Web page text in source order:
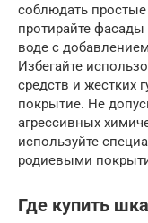
соблюдать простые
протирайте
воде с
Избегайте
средств и жестких
покрытие. Не
агрессивных
используйте
родиевыми
Где купить